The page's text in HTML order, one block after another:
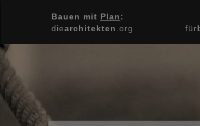
Bauen mit Plan:
diearchitekten .org für